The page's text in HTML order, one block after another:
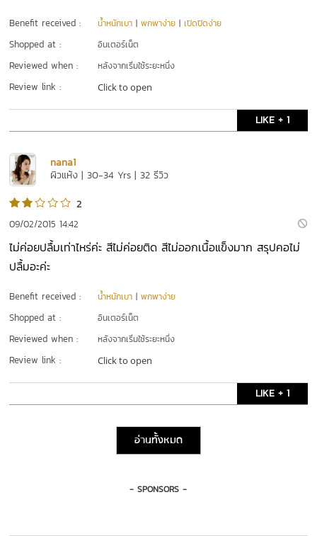
Benefit received : น้ำหนักเบา |พกพาง่าย |เปิดปิดง่าย
Shopped at : อินเตอร์เน็ต
Reviewed when : หลังจากเริ่มใช้ระยะหนึ่ง
Review link : Click to open
LIKE + 1
nana1
ผิวแห้ง | 30-34 Yrs | 32 รีวิว
2
09/02/2015 14:42
ไม่ค่อยปลื้มเท่าไหร่ค่ะ สีไม่ค่อยติด สีไม่ออกเนื้อแข็งมาก สรุปคอไม่
ปลื้มอะค่ะ
Benefit received : น้ำหนักเบา |พกพาง่าย
Shopped at : อินเตอร์เน็ต
Reviewed when : หลังจากเริ่มใช้ระยะหนึ่ง
Review link : Click to open
LIKE + 1
อ่านทั้งหมด
- SPONSORS -